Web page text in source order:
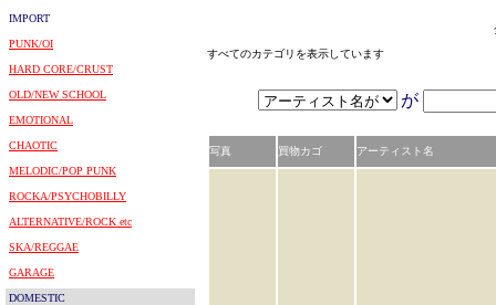
IMPORT
PUNK/OI
HARD CORE/CRUST
OLD/NEW SCHOOL
EMOTIONAL
CHAOTIC
MELODIC/POP PUNK
ROCKA/PSYCHOBILLY
ALTERNATIVE/ROCK etc
SKA/REGGAE
GARAGE
DOMESTIC
すべてのカテゴリを表示しています
が
写真 買物カゴ アーティスト名